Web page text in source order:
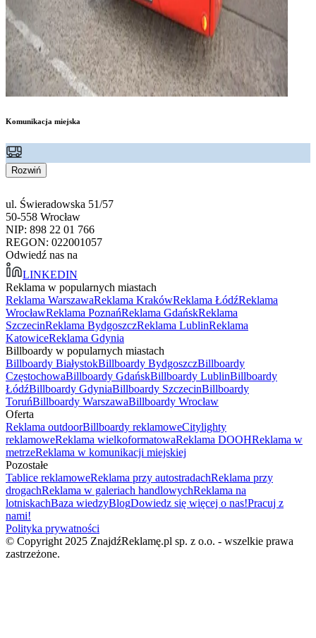
Komunikacja miejska
Rozwiń
ul. Świeradowska 51/57
50-558 Wrocław
NIP: 898 22 01 766
REGON: 022001057
Odwiedź nas na
LINKEDIN
Reklama w popularnych miastach
Reklama WarszawaReklama KrakówReklama ŁódźReklama
WrocławReklama PoznańReklama GdańskReklama
SzczecinReklama BydgoszczReklama LublinReklama
KatowiceReklama Gdynia
Billboardy w popularnych miastach
Billboardy BiałystokBillboardy BydgoszczBillboardy
CzęstochowaBillboardy GdańskBillboardy LublinBillboardy
ŁódźBillboardy GdyniaBillboardy SzczecinBillboardy
ToruńBillboardy WarszawaBillboardy Wrocław
Oferta
Reklama outdoorBillboardy reklamoweCitylighty
reklamoweReklama wielkoformatowaReklama DOOHReklama w
metrzeReklama w komunikacji miejskiej
Pozostałe
Tablice reklamoweReklama przy autostradachReklama przy
drogachReklama w galeriach handlowychReklama na
lotniskachBaza wiedzyBlogDowiedz się więcej o nas!Pracuj z
nami!
Polityka prywatności
© Copyright 2025 ZnajdźReklamę.pl sp. z o.o. - wszelkie prawa
zastrzeżone.